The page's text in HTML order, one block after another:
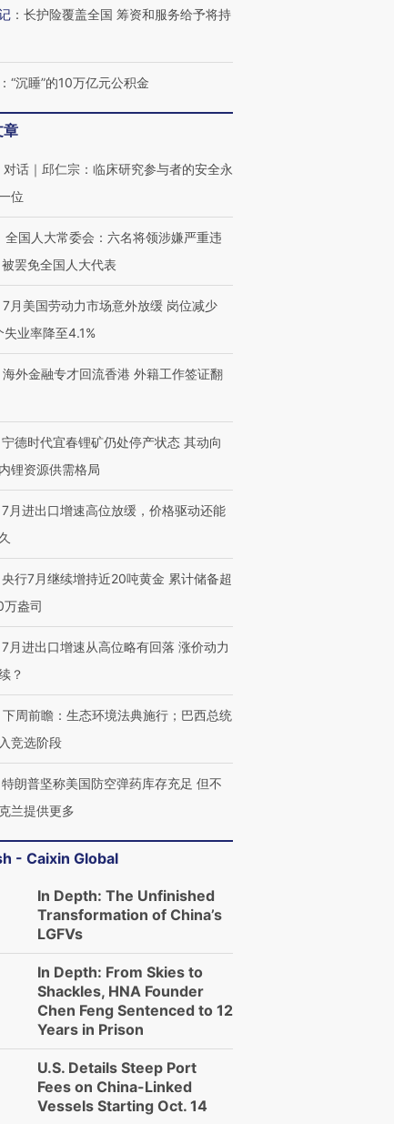
： 长护险覆盖全国 筹资和服务给予将持
： “沉睡”的10万亿元公积金
章
对话｜邱仁宗：临床研究参与者的安全永
位
全国人大常委会：六名将领涉嫌严重违
罢免全国人大代表
7月美国劳动力市场意外放缓 岗位减少
失业率降至4.1%
海外金融专才回流香港 外籍工作签证翻
宁德时代宜春锂矿仍处停产状态 其动向
锂资源供需格局
7月进出口增速高位放缓，价格驱动还能
央行7月继续增持近20吨黄金 累计储备超
盎司
7月进出口增速从高位略有回落 涨价动力
？
下周前瞻：生态环境法典施行；巴西总统
竞选阶段
特朗普坚称美国防空弹药库存充足 但不
兰提供更多
- Caixin Global
In Depth: The Unfinished
Transformation of China’s
LGFVs
In Depth: From Skies to
Shackles, HNA Founder
Chen Feng Sentenced to 12
Years in Prison
U.S. Details Steep Port
Fees on China-Linked
Vessels Starting Oct. 14